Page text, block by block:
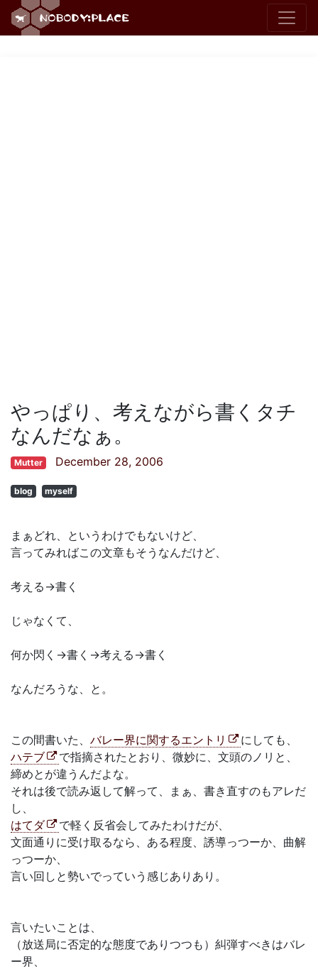
やっぱり、考えながら書くタチ
なんだなぁ。
Mutter December 28, 2006
blog myself
まぁどれ、というわけでもないけど、
言ってみればこの文章もそうなんだけど、
考える→書く
じゃなくて、
何か閃く→書く→考える→書く
なんだろうな、と。
この間書いた、 バレー界に関するエントリ
にしても、
ハテブ
で指摘されたとおり、微妙に、文頭のノリと、
締めとが違うんだよな。
それは後で読み返して解って、まぁ、書き直すのもアレだ
し、
はてダ
で軽く反省会してみたわけだが、
文面通りに受け取るなら、ある程度、誘導っつーか、曲解
っつーか、
言い回しと勢いでっていう感じありあり。
言いたいことは、
（放送局に否定的な態度でありつつも）糾弾すべきはバレ
ー界、